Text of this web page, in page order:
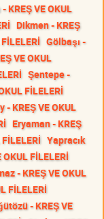
KREŞ VE OKUL
Dikmen - KREŞ
Gölbaşı -
VE OKUL
Şentepe -
FİLELERİ
- KREŞ VE OKUL
Eryaman - KREŞ
FİLELERİ Yapracık
FİLELERİ
- KREŞ VE OKUL
FİLELERİ
- KREŞ VE